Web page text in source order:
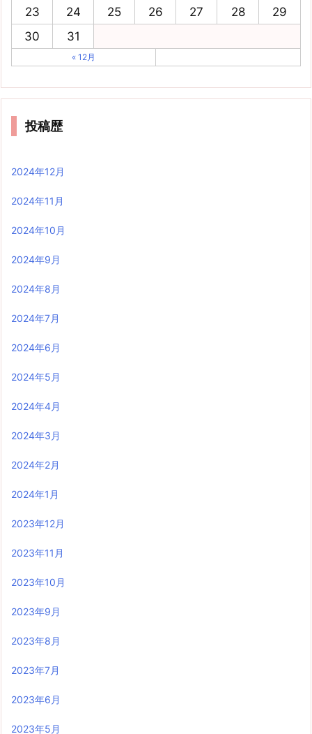
23
24 25 26 27 28
29
30
31
« 12月
投稿歴
2024年12月
2024年11月
2024年10月
2024年9月
2024年8月
2024年7月
2024年6月
2024年5月
2024年4月
2024年3月
2024年2月
2024年1月
2023年12月
2023年11月
2023年10月
2023年9月
2023年8月
2023年7月
2023年6月
2023年5月